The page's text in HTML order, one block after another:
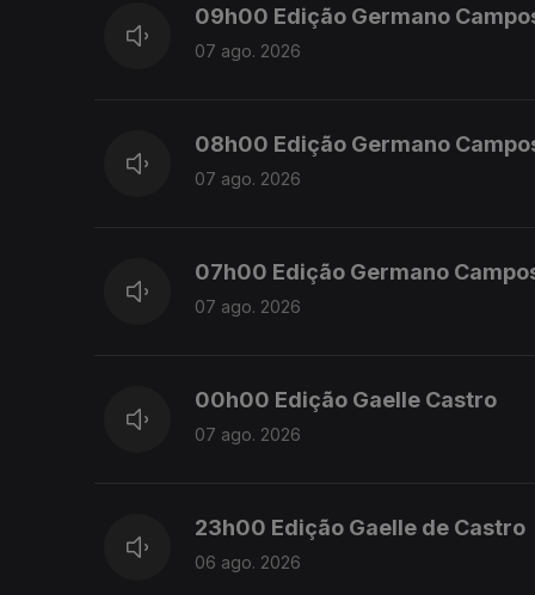
09h00 Edição Germano
07 ago. 2026
08h00 Edição Germano
07 ago. 2026
07h00 Edição Germano
07 ago. 2026
00h00 Edição Gaelle Castro
07 ago. 2026
23h00 Edição Gaelle de Castro
06 ago. 2026